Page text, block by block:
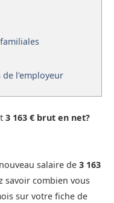
l'employeur
3 163 € brut en net?
salaire de 3 163
savoir combien vous
sur votre fiche de